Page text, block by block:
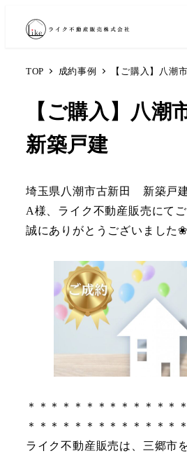
TOP 成約事例 【ご購入】八潮
【ご購入】八
新築戸建
埼玉県八潮市古新田 新築戸建
A様、ライク不動産販売にて
誠にありがとうございました❀
＊＊＊＊＊＊＊＊＊＊＊＊＊
＊＊＊＊＊＊＊＊＊＊＊＊＊
ライク不動産販売は、三郷市